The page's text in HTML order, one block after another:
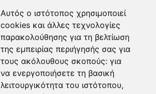
Αυτός ο ιστότοπος χρησιμοποιεί
cookies και άλλες τεχνολογίες
παρακολούθησης για τη βελτίωση
της εμπειρίας περιήγησής σας για
τους ακόλουθους σκοπούς: για
να ενεργοποιήσετε τη βασική
λειτουργικότητα του ιστότοπου,